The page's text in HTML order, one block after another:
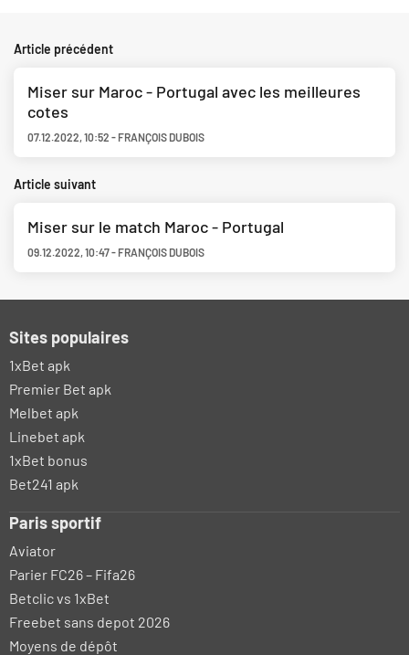
Article précédent
Miser sur Maroc - Portugal avec les meilleures
cotes
07.12.2022,10:52 - FRANÇOIS DUBOIS
Article suivant
Miser sur le match Maroc - Portugal
09.12.2022,10:47- FRANÇOIS DUBOIS
Sites populaires
1xBet apk
Premier Bet apk
Melbet apk
Linebet apk
1xBet bonus
Bet241 apk
Paris sportif
Aviator
Parier FC26 – Fifa26
Betclic vs 1xBet
Freebet sans depot 2026
Moyens de dépôt